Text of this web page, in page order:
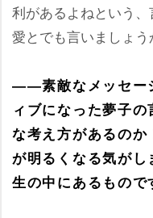
利があるよねという
愛とでも言いましょ
――素敵なメッセー
ィブになった夢子
な考え方があるの
が明るくなる気が
生の中にあるもので